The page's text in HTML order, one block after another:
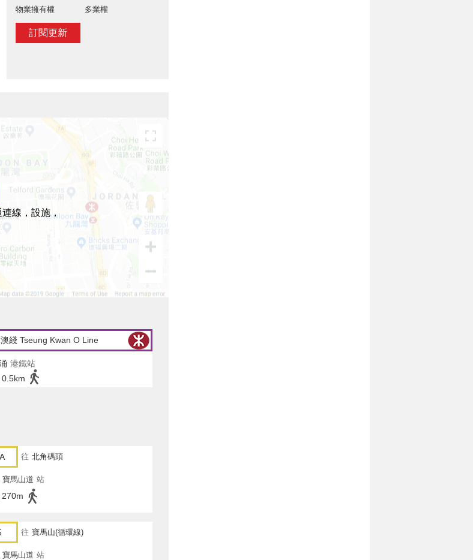
物業擁有權
多業權
訂閱更新
線，設施，
綫 Tseung Kwan O Line
港鐵站
0.5km
往 北角碼頭
寶馬山道 站
270m
往 寶馬山(循環線)
寶馬山道 站